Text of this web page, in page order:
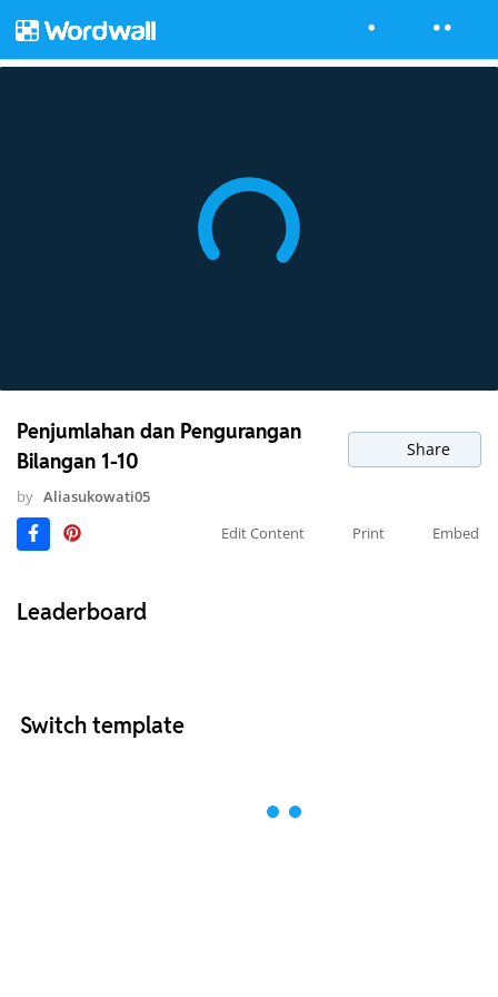
Penjumlahan dan Pengurangan
Bilangan 1-10
Share
by Aliasukowati05
Edit Content
Print Embed
Leaderboard
Switch template